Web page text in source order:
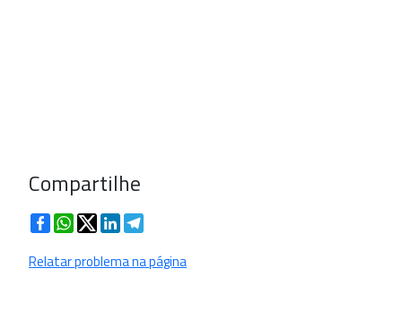
Compartilhe
FacebookWhatsApp
TwitterLinkedIn
Relatar problema na página